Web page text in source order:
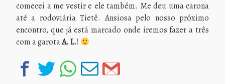
comecei a me vestir e ele também. Me deu uma carona
até a rodoviária Tietê. Ansiosa pelo nosso próximo
encontro, que já está marcado onde iremos fazer a três
com a garotaA. L.!